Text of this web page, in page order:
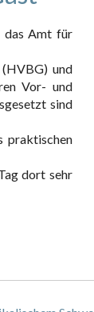
das Amt für
und
Vor- und
sind
praktischen
dort sehr